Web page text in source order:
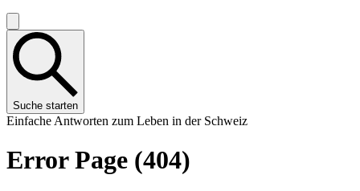
Suche starten
Einfache Antworten zum Leben in der Schweiz
Error Page (404)